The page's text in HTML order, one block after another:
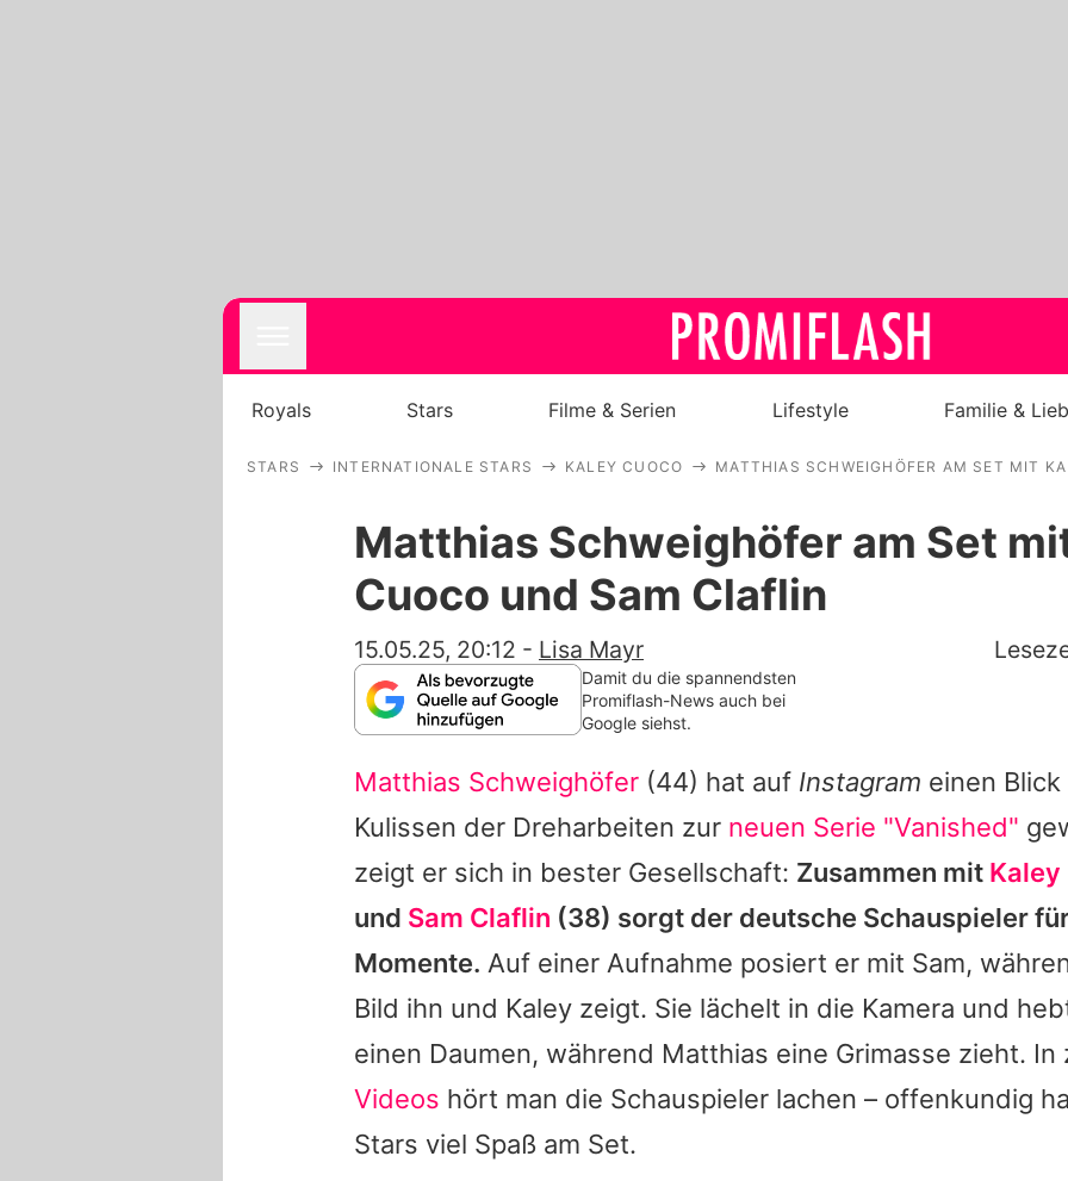
Royals
Stars
Filme & Serien
Familie & Liebe
Alle Themen auf Promiflash
App runterladen
Team
Redaktionelle Richtlinien
Impressum
Datenschutzerklärung
Royals Stars Filme & Serien Lifestyle Familie &
STARS INTERNATIONALE STARS KALEY CUOCO MATTHIAS SCHWEIGHÖFER AM SET MIT
Matthias Schweighöfer am Set
Cuoco und Sam Claflin
15.05.25, 20:12 - Lisa Mayr
Damit du die spannendsten
Promiflash-News auch bei
Google siehst.
Matthias Schweighöfer (44) hat auf Instagram einen
Kulissen der Dreharbeiten zur neuen Serie "Vanished"
zeigt er sich in bester Gesellschaft: Zusammen mit Kaley
und Sam Claflin (38) sorgt der deutsche Schauspieler
Momente. Auf einer Aufnahme posiert er mit Sam,
Bild ihn und Kaley zeigt. Sie lächelt in die Kamera und
einen Daumen, während Matthias eine Grimasse zieht. In
Videos hört man die Schauspieler lachen – offenkundig
Stars viel Spaß am Set.